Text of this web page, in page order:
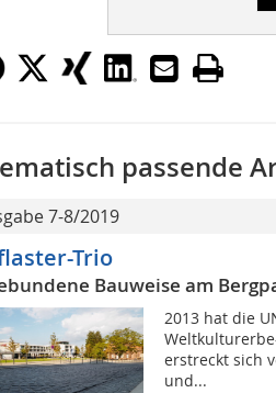
passende
7-8/2019
Trio
Bauweise am
2013 hat die
erstreckt sich
und...